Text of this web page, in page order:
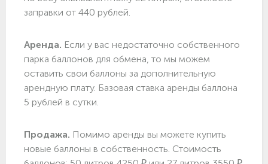
заправки от 440 рублей.
Аренда. Если у вас недостаточно собственного
парка баллонов для обмена, то мы можем
оставить свои баллоны за дополнительную
арендную плату. Базовая ставка аренды баллона
5 рублей в сутки.
Продажа. Помимо аренды вы можете купить
новые баллоны в собственность. Стоимость